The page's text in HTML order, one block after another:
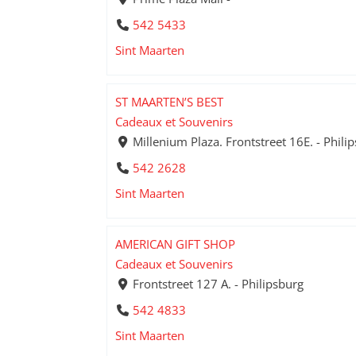
542 5433
Sint Maarten
ST MAARTEN’S BEST
Cadeaux et Souvenirs
Millenium Plaza. Frontstreet 16E. -
542 2628
Sint Maarten
AMERICAN GIFT SHOP
Cadeaux et Souvenirs
Frontstreet 127 A. - Philipsburg
542 4833
Sint Maarten